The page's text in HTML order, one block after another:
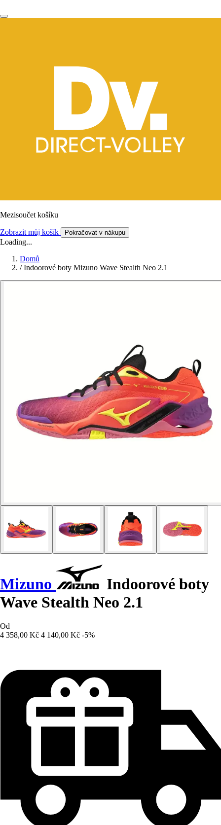
Mezisoučet košíku
Zobrazit můj košík Pokračovat v nákupu
Loading...
Domů
/ Indoorové boty Mizuno Wave Stealth Neo 2.1
Mizuno
Indoorové boty
Wave Stealth Neo 2.1
Od
4 358,00 Kč 4 140,00 Kč -5%